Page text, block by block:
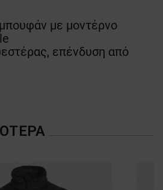
με μοντέρνο
επένδυση από